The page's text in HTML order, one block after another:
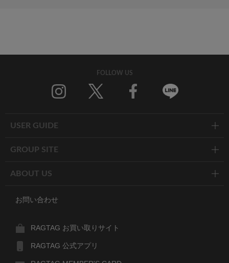
FOLLOW US
USER GUIDE
GROUP SITE
ABOUT US
お問い合わせ
RAGTAG お買い取りサイト
RAGTAG 公式アプリ